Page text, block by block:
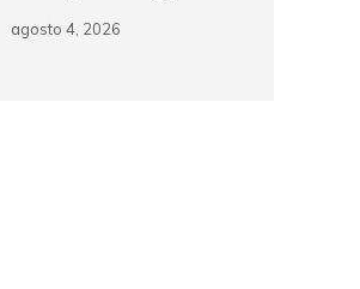
agosto 4, 2026